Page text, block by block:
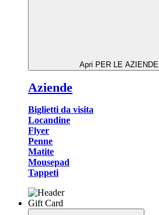
Apri PER LE AZIENDE
Aziende
Biglietti da visita
Locandine
Flyer
Penne
Matite
Mousepad
Tappeti
Gift Card